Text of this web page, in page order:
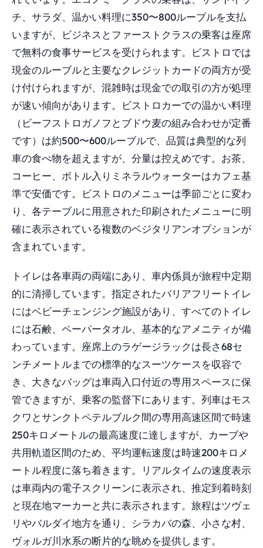
チ、サラダ、温かい料理に350〜800ルーブルを支払
いますが、ビジネスとファーストクラスの乗客は座席
で無料の食事サービスを受けられます。ビストロでは
現金のルーブルと主要なクレジットカードの両方が受
け付けられますが、混雑時は現金での取引の方が処理
が速い傾向があります。ビストロカーでの温かい料理
（ビーフストロガノフとブドウ麦の組み合わせが定番
です）は約500〜600ルーブルで、品質は典型的な列
車の食べ物を超えますが、分量は控えめです。お茶、
コーヒー、ボトル入りミネラルウォーターはカフェ基
準で安価です。ビストロのメニューは季節ごとに変わ
り、各テーブルに用意された印刷されたメニューに明
確に表示されている複数のベジタリアンオプションが
含まれています。
トイレは各車両の両端にあり、車内係員が旅程中定期
的に清掃しています。指定されたバリアフリートイレ
にはベビーチェンジング施設があり、すべてのトイレ
には石鹸、ペーパータオル、基本的なアメニティが備
わっています。座席上のラゲージラックは長さ68セ
ンチメートルまでの標準的なスーツケースを収容で
き、大きなバッグは車両入口付近の専用スペースに保
管できますが、乗客の監督下にあります。列車はモス
クワとサンクトペテルブルク間の専用高速区間で時速
250キロメートルの最高速度に達しますが、カーブや
共用軌道区間のため、平均運転速度は時速200キロメ
ートル程度に落ち着きます。リアルタイムの速度表示
は車両内の電子スクリーンに表示され、推定到着時刻
と現在地マーカーと共に表示されます。旅程はツヴェ
リやバルダイ地方を通り、シラカバの森、小さな村、
ヴォルガ川水系の断片的な眺めを提供します。